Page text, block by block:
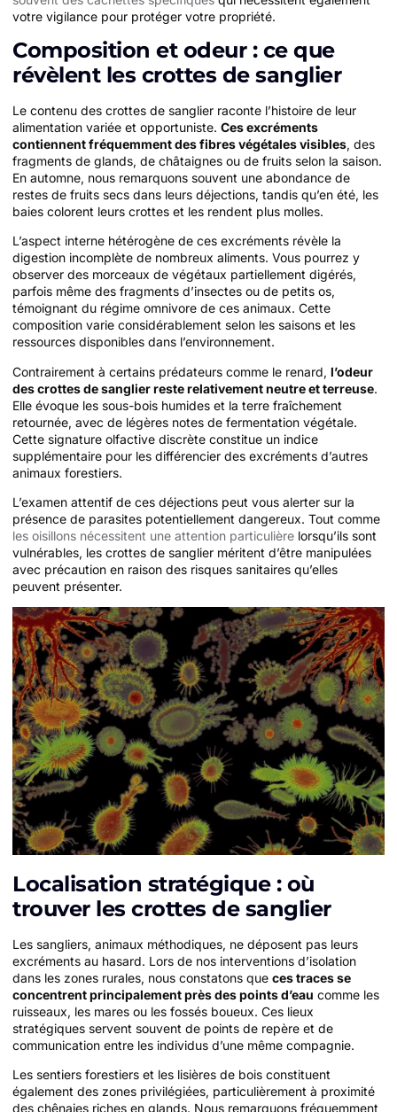
votre vigilance pour protéger votre propriété.
Composition et odeur : ce que
révèlent les crottes de sanglier
Le contenu des crottes de sanglier raconte l’histoire de leur
alimentation variée et opportuniste. Ces excréments
contiennent fréquemment des fibres végétales visibles, des
fragments de glands, de châtaignes ou de fruits selon la saison.
En automne, nous remarquons souvent une abondance de
restes de fruits secs dans leurs déjections, tandis qu’en été, les
baies colorent leurs crottes et les rendent plus molles.
L’aspect interne hétérogène de ces excréments révèle la
digestion incomplète de nombreux aliments. Vous pourrez y
observer des morceaux de végétaux partiellement digérés,
parfois même des fragments d’insectes ou de petits os,
témoignant du régime omnivore de ces animaux. Cette
composition varie considérablement selon les saisons et les
ressources disponibles dans l’environnement.
Contrairement à certains prédateurs comme le renard, l’odeur
des crottes de sanglier reste relativement neutre et terreuse.
Elle évoque les sous-bois humides et la terre fraîchement
retournée, avec de légères notes de fermentation végétale.
Cette signature olfactive discrète constitue un indice
supplémentaire pour les différencier des excréments d’autres
animaux forestiers.
L’examen attentif de ces déjections peut vous alerter sur la
présence de parasites potentiellement dangereux. Tout comme
les oisillons nécessitent une attention particulière lorsqu’ils sont
vulnérables, les crottes de sanglier méritent d’être manipulées
avec précaution en raison des risques sanitaires qu’elles
peuvent présenter.
Localisation stratégique : où
trouver les crottes de sanglier
Les sangliers, animaux méthodiques, ne déposent pas leurs
excréments au hasard. Lors de nos interventions d’isolation
dans les zones rurales, nous constatons que ces traces se
concentrent principalement près des points d’eau comme les
ruisseaux, les mares ou les fossés boueux. Ces lieux
stratégiques servent souvent de points de repère et de
communication entre les individus d’une même compagnie.
Les sentiers forestiers et les lisières de bois constituent
également des zones privilégiées, particulièrement à proximité
des chênaies riches en glands. Nous remarquons fréquemment